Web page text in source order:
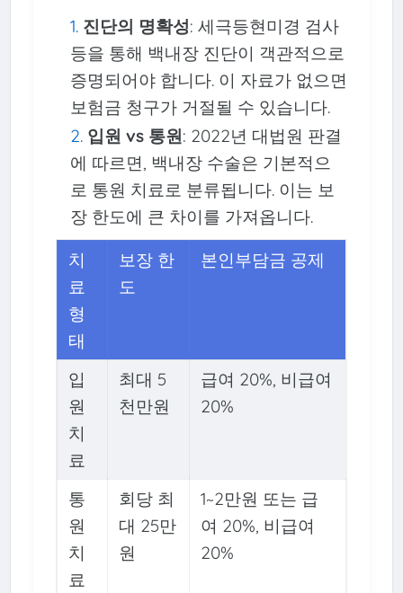
진단의 명확성: 세극등현미경 검사
등을 통해 백내장 진단이 객관적으로
증명되어야 합니다. 이 자료가 없으면
보험금 청구가 거절될 수 있습니다.
입원 vs 통원: 2022년 대법원 판결
에 따르면, 백내장 수술은 기본적으
로 통원 치료로 분류됩니다. 이는 보
장 한도에 큰 차이를 가져옵니다.
치
료
형
태
보장 한
도
본인부담금 공제
입
원
치
료
최대 5
천만원
급여 20%, 비급여
20%
통
원
치
료
회당 최
대 25만
원
1~2만원 또는 급
여 20%, 비급여
20%